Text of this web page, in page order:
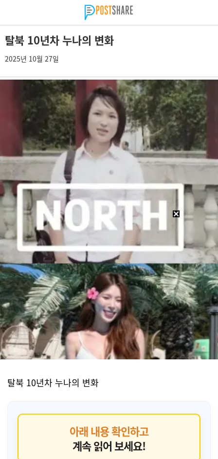
탈북 10년차 누나의 변화
2025년 10월 27일
탈북 10년차 누나의 변화
아래 내용 확인하고
계속 읽어 보세요!